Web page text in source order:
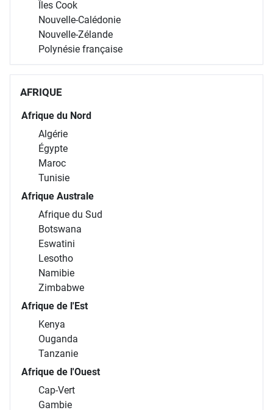
Îles Cook
Nouvelle-Calédonie
Nouvelle-Zélande
Polynésie française
AFRIQUE
Afrique du Nord
Algérie
Égypte
Maroc
Tunisie
Afrique Australe
Afrique du Sud
Botswana
Eswatini
Lesotho
Namibie
Zimbabwe
Afrique de l'Est
Kenya
Ouganda
Tanzanie
Afrique de l'Ouest
Cap-Vert
Gambie